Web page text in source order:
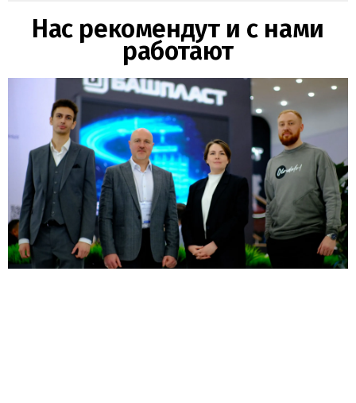
Нас рекомендут и с нами
работают